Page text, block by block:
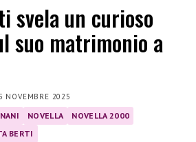
svela un curioso
suo matrimonio a
NOVEMBRE 2025
NOVELLA
NOVELLA 2000
BERTI